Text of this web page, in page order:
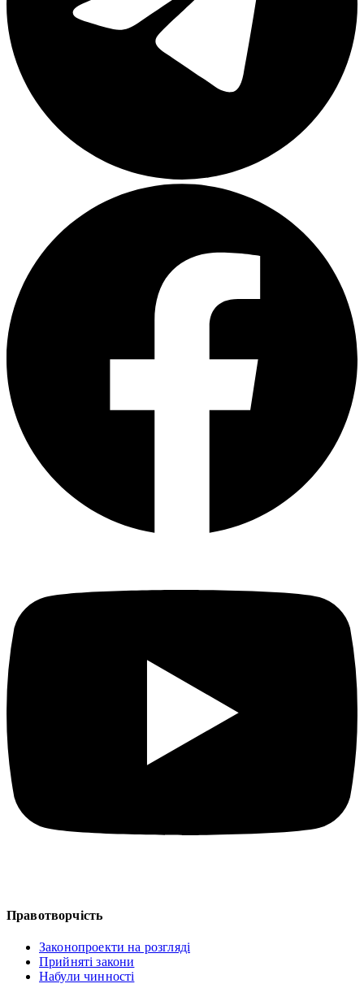
Правотворчість
Законопроекти на розгляді
Прийняті закони
Набули чинності